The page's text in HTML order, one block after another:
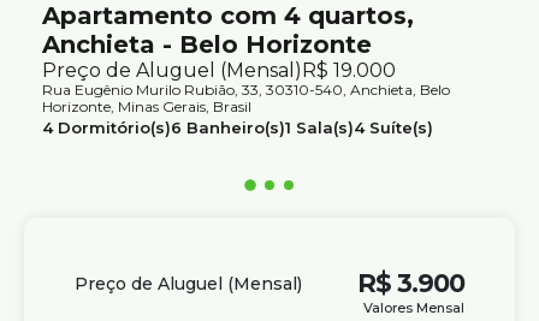
Apartamento com 4 quartos,
Anchieta - Belo Horizonte
R$ 19.000
Preço de Aluguel (Mensal)
Rua Eugênio Murilo Rubião, 33, 30310-540, Anchieta, Belo
Horizonte, Minas Gerais, Brasil
4 Dormitório(s)6 Banheiro(s)1 Sala(s)4 Suíte(s)
R$ 3.900
Preço de Aluguel (Mensal)
Valores Mensal